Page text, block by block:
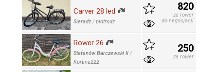
Carver 28 led
Sieradz /piotrsdz
820
za rower
do negocjacji
Rower 26
Stefanów Barczewski II /
Kortina222
250
za rower